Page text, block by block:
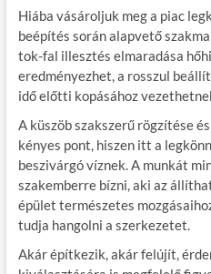
Hiába vásároljuk meg a piac
beépítés során alapvető
tok-fal illesztés elmaradása
eredményezhet, a rosszul
idő előtti kopásához
A küszöb szakszerű rögzítése
kényes pont, hiszen itt a
beszivárgó víznek. A munkát
szakemberre bízni, aki az
épület természetes
tudja hangolni a szerkezetet.
Akár építkezik, akár felújít,